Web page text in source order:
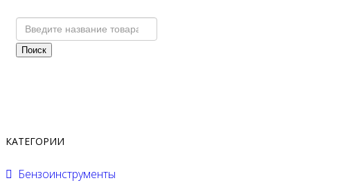
Поиск
КАТЕГОРИИ
Бензоинструменты